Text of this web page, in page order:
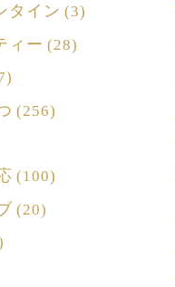
タイン (3)
ィー (28)
(256)
(100)
(20)